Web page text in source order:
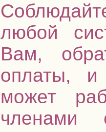
любой
Вам,
оплаты, и
может
членами